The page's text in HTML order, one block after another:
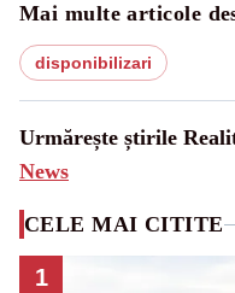
Mai multe articole
disponibilizari
Urmărește știrile
News
CELE MAI CITITE
1